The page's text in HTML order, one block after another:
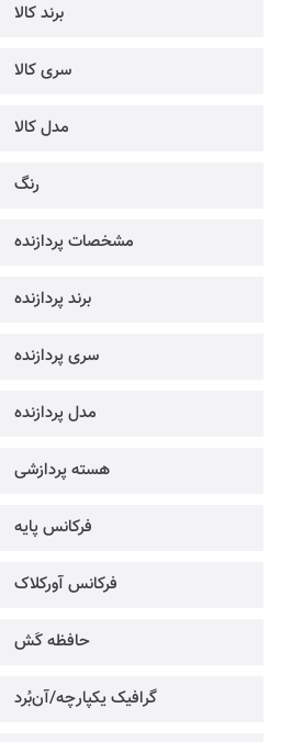
برند کالا
سری کالا
مدل کالا
رنگ
مشخصات پردازنده
برند پردازنده
سری پردازنده
مدل پردازنده
هسته پردازشی
فرکانس پایه
فرکانس آورکلاک
حافظه کَش
گرافیک یکپارچه/آن‌بُرد